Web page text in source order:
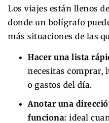
Los viajes están llenos
donde un bolígrafo
más situaciones de las
Hacer una lista
necesitas comprar,
o gastos del día.
Anotar una
funciona: ideal